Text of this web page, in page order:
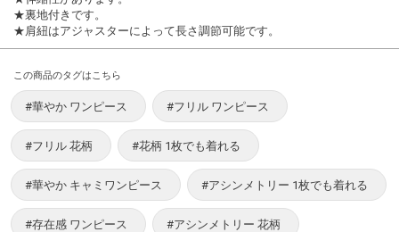
★裏地付きです。
★肩紐はアジャスターによって長さ調節可能です。
この商品のタグはこちら
#華やか ワンピース #フリル ワンピース
#フリル 花柄 #花柄 1枚でも着れる
#華やか キャミワンピース #アシンメトリー 1枚でも着れる
#存在感 ワンピース #アシンメトリー 花柄